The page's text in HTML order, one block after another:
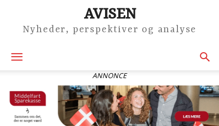
AVISEN
Nyheder, perspektiver og analyse
ANNONCE